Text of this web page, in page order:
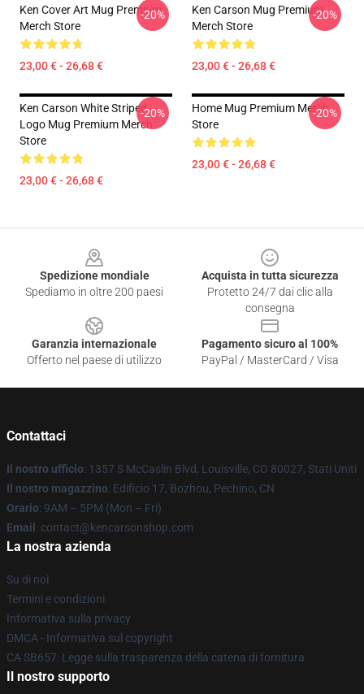
Ken Cover Art Mug Premium
Merch Store
23,00 € - 26,68 €
-20%
Ken Carson Mug Premium
Merch Store
23,00 € - 26,68 €
-20%
Ken Carson White Striped
Logo Mug Premium Merch
Store
23,00 € - 26,68 €
-20%
Home Mug Premium Merch
Store
23,00 € - 26,68 €
-20%
Spedizione mondiale
Spediamo in oltre 200 paesi
Acquista in tutta sicurezza
Protetto 24/7 dai clic alla
consegna
Garanzia internazionale
Offerto nel paese di utilizzo
Pagamento sicuro al 100%
PayPal / MasterCard / Visa
Contattaci
Il nostro ufficio: 1357 S McCaslin Blvd, Louisville, CO 80027, Stati Uniti
Il nostro magazzino: Edificio 17, Bozhou, Pechino, CN
Orario: 9AM – 5PM (Mon – Fri)
Email : contact@kencarsonshop.com
La nostra azienda
Su di noi
Termini e condizioni
Informativa sulla privacy
DMCA - Informativa sul copyright
CA SB657: Legge sulla trasparenza della catena di fornitura
Il nostro supporto